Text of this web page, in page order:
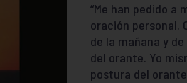
“Me han pedido a
oración personal.
de la mañana y
del orante. Yo
postura del